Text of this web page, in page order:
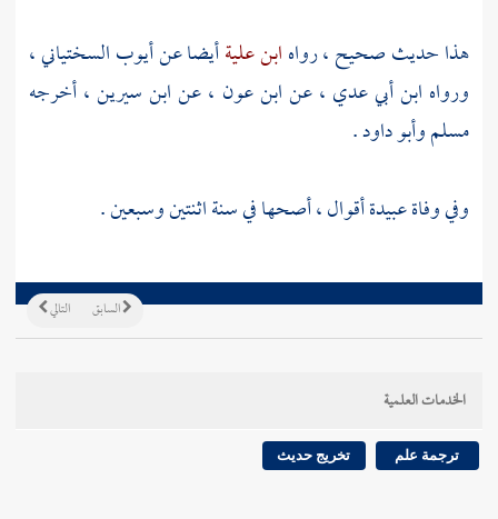
هذا حديث صحيح ، رواهابن عليةأيضا عنأيوب السختياني،
ورواه ابن أبي عدي ، عنابن عون ، عنابن سيرين، أخرجه
مسلموأبو داود.
وفي وفاةعبيدةأقوال ، أصحها في سنة اثنتين وسبعين .
التالي السابق
الخدمات العلمية
ترجمة علم تخريج حديث